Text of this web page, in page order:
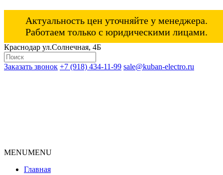
Актуальность цен уточняйте у менеджера.
Работаем только с юридическими лицами.
Краснодар ул.Солнечная, 4Б
Заказать звонок +7 (918) 434-11-99 sale@kuban-electro.ru
MENUMENU
Главная